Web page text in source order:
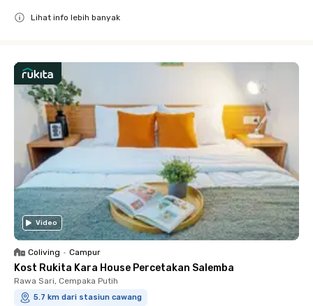
Lihat info lebih banyak
Video
Coliving • Campur
Kost Rukita Kara House Percetakan Salemba
Rawa Sari, Cempaka Putih
5.7 km dari stasiun cawang